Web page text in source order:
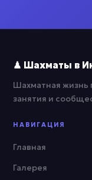
♟ Шахматы в
Шахматная жизнь
занятия и
НАВИГАЦИЯ
Главная
Галерея